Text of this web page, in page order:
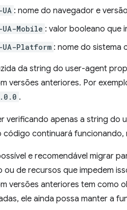
: nome do navegador e
UA-Mobile : valor booleano que
UA-Platform : nome do sistema
da string do user-agent
versões anteriores. Por
.
verificando apenas a string do
código continuará
e recomendável migrar
ou de recursos que impedem
versões anteriores tem como
ele ainda possa manter a